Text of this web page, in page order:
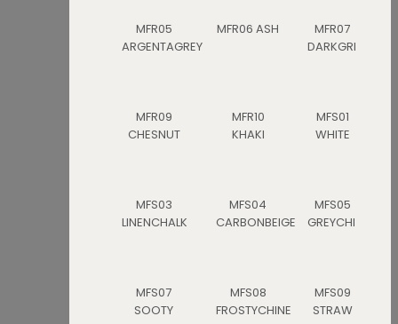
MFR05
ARGENTAGREY
MFR06 ASH
MFR07
DARKGREY
MFR09
CHESNUT
MFR10
KHAKI
MFS01
WHITE
MFS03
LINENCHALK
MFS04
CARBONBEIGE
MFS05
GREYCHINE
MFS07
SOOTY
MFS08
FROSTYCHINE
MFS09
STRAW